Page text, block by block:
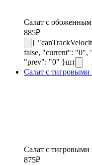
Салат с обоженным
885₽
{
false, "current": "0",
"prev": "0" }шт
Салат с тигровыми
Салат с тигровыми
875₽